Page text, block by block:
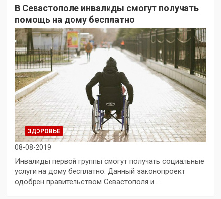
В Севастополе инвалиды смогут получать
помощь на дому бесплатно
ЗДОРОВЬЕ
08-08-2019
Инвалиды первой группы смогут получать социальные
услуги на дому бесплатно. Данный законопроект
одобрен правительством Севастополя и…